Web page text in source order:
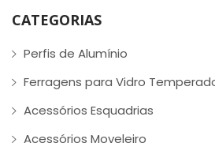
CATEGORIAS
Perfis de Alumínio
Ferragens para Vidro
Acessórios Esquadrias
Acessórios Moveleiro